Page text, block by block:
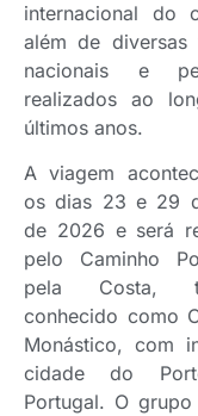
internacional do
além de diversas
nacionais e
realizados ao
últimos anos.
A viagem
os dias 23 e 29
de 2026 e será
pelo Caminho
pela Costa,
conhecido como
Monástico, com
cidade do
Portugal. O grupo